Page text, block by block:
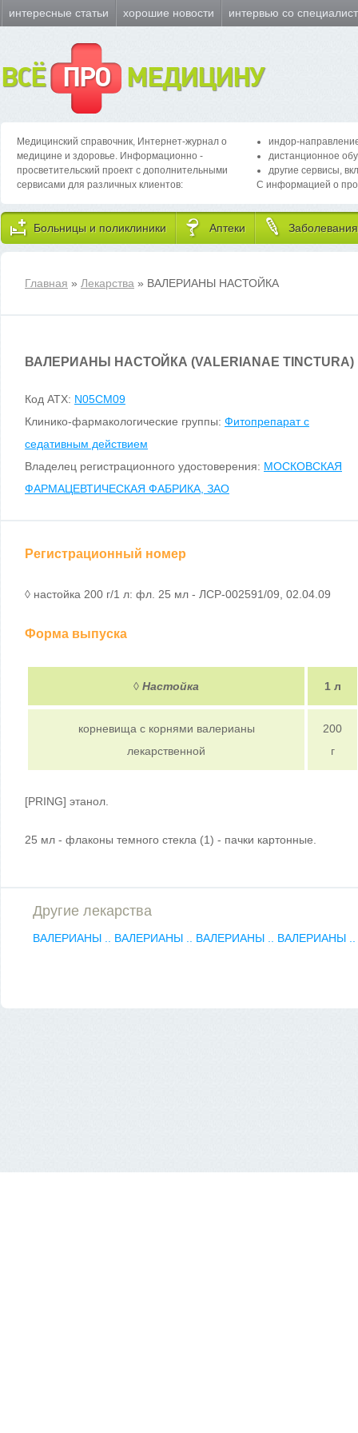
интересные статьи хорошие новости интервью со
ВСЁ ПРО МЕДИЦИНУ
Медицинский справочник, Интернет-журнал о
медицине и здоровье. Информационно -
просветительский проект с дополнительными
сервисами для различных клиентов:
индор-
дистанционное
другие сервисы,
С информацией о
Больницы и поликлиники Аптеки Заболевания
Главная » Лекарства » ВАЛЕРИАНЫ НАСТОЙКА
ВАЛЕРИАНЫ НАСТОЙКА (VALERIANAE TINCTURA)
Код ATX: N05CM09
Клинико-фармакологические группы: Фитопрепарат с
седативным действием
Владелец регистрационного удостоверения: МОСКОВСКАЯ
ФАРМАЦЕВТИЧЕСКАЯ ФАБРИКА, ЗАО
Регистрационный номер
◊ настойка 200 г/1 л: фл. 25 мл - ЛСР-002591/09, 02.04.09
Форма выпуска
◊ Настойка 1 л
корневища с корнями валерианы
лекарственной
200
г
[PRING] этанол.
25 мл - флаконы темного стекла (1) - пачки картонные.
Другие лекарства
ВАЛЕРИАНЫ .. ВАЛЕРИАНЫ .. ВАЛЕРИАНЫ .. ВАЛЕРИАНЫ ..